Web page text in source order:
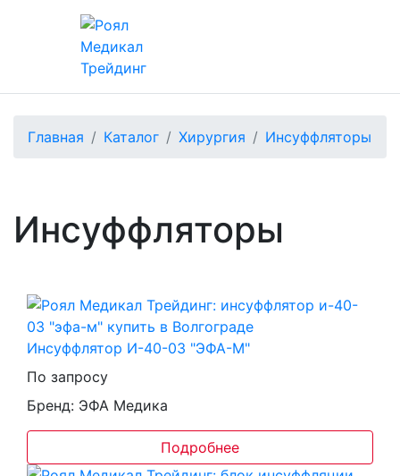
Главная Каталог Хирургия Инсуффляторы
Инсуффляторы
Инсуффлятор И-40-03 "ЭФА-М"
По запросу
Бренд: ЭФА Медика
Подробнее